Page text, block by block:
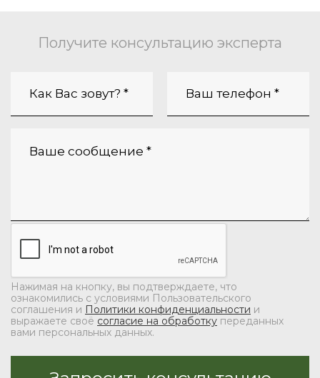
Получите консультацию эксперта
Нажимая на кнопку, вы подтверждаете, что
ознакомились с условиями Пользовательского
соглашения и Политики конфиденциальности и
выражаете своё согласие на обработкупереданных
вами персональных данных.